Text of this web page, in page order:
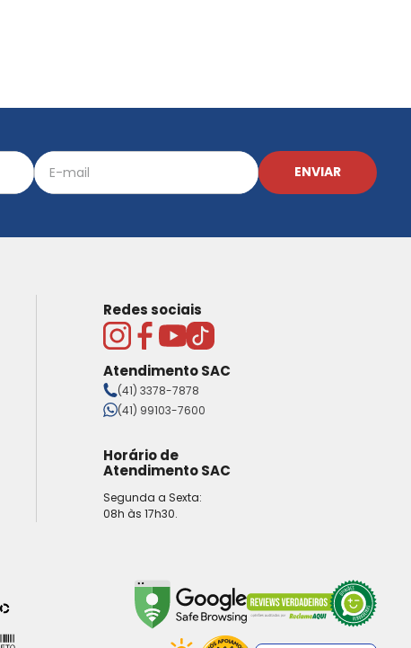
ENVIAR
Redes sociais
Atendimento SAC
(41) 3378-7878
(41) 99103-7600
Horário de
Atendimento SAC
Segunda a Sexta:
08h às 17h30.